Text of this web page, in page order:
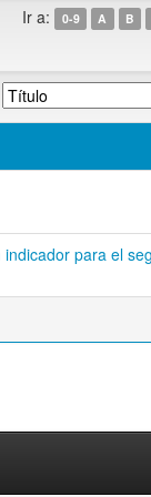
Ir a: 0-9 A B
para el